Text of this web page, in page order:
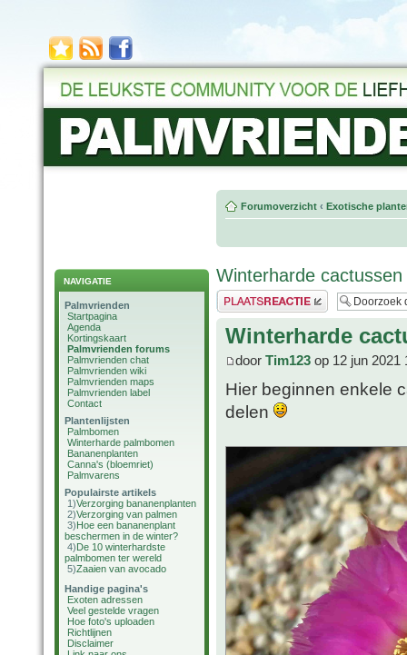
NAVIGATIE
Palmvrienden
Startpagina
Agenda
Kortingskaart
Palmvrienden forums
Palmvrienden chat
Palmvrienden wiki
Palmvrienden maps
Palmvrienden label
Contact
Plantenlijsten
Palmbomen
Winterharde palmbomen
Bananenplanten
Canna's (bloemriet)
Palmvarens
Populairste artikels
1)Verzorging bananenplanten
2)Verzorging van palmen
3)Hoe een bananenplant
beschermen in de winter?
4)De 10 winterhardste
palmbomen ter wereld
5)Zaaien van avocado
Handige pagina's
Exoten adressen
Veel gestelde vragen
Hoe foto's uploaden
Richtlijnen
Disclaimer
Forumoverzicht ‹ Exotische
Winterharde cactussen
Plaats een reactie
Winterharde
door Tim123 op 12 jun 2021
Hier beginnen enkele
delen